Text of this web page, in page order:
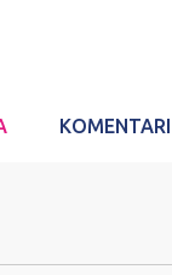
KOMENTARI